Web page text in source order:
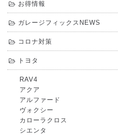
お得情報
ガレージフィックスNEWS
コロナ対策
トヨタ
RAV4
アクア
アルファード
ヴォクシー
カローラクロス
シエンタ